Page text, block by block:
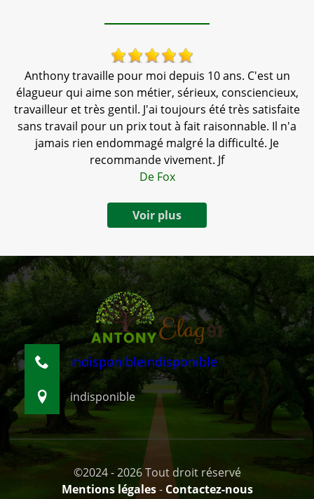
Anthony travaille pour moi depuis 10 ans. C'est un
élagueur qui aime son métier, sérieux, consciencieux,
travailleur et très gentil. J'ai toujours été très satisfaite
sans travail pour un prix tout à fait raisonnable. Il n'a
jamais rien endommagé malgré la difficulté. Je
recommande vivement. Jf
De Fox
Voir plus
indisponibleindisponible
indisponible
©2024 - 2026 Tout droit réservé
Mentions légales- Contactez-nous